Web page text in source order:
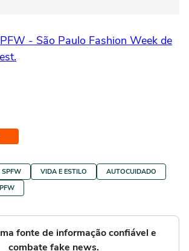
- São Paulo Fashion Week de
SPFW VIDA E ESTILO
AUTOCUIDADO
fonte de informação confiável e
combate fake news.